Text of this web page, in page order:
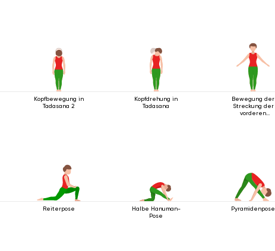
Kopfbewegung in
Tadasana 2
Kopfdrehung in
Tadasana
Bewegung der
Streckung der
vorderen
Reiterpose
Halbe Hanuman-
Pose
Pyramidenpose